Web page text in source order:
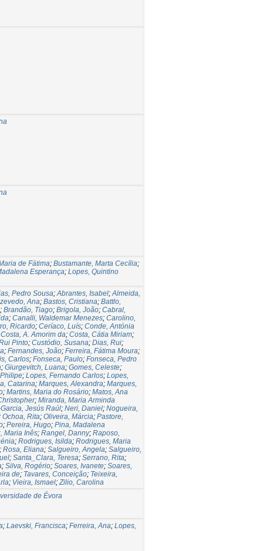
de Fátima; Bustamante, Marta Cecília;
Esperança; Lopes, Quintino
Pedro Sousa;Abrantes, Isabel;Almeida,
Ana; Bastos, Cristiana; Battlo,
; Brandão, Tiago; Brigola, João; Cabral,
; Canalli, Waldemar Menezes; Carolino,
Ricardo; Ceríaco, Luís; Conde, Antónia
Costa, A. Amorim da; Costa, Cátia Miriam;
Pinto; Custódio, Susana; Dias, Rui;
; Fernandes, João; Ferreira, Fátima Moura;
Carlos; Fonseca, Paulo; Fonseca, Pedro
; Giurgevitch, Luana; Gomes, Celeste;
; Lopes, Fernando Carlos; Lopes,
Catarina; Marques, Alexandra; Marques,
; Martins, Maria do Rosário; Matos, Ana
; Miranda, Maria Arminda
Jesús Raúl; Neri, Daniel; Nogueira,
Ochoa, Rita; Oliveira, Márcia; Pastore,
; Pereira, Hugo; Pina, Madalena
Maria Inês; Rangel, Danny; Raposo,
; Rodrigues, Isilda; Rodrigues, Maria
; Rosa, Eliana; Salgueiro, Angela; Salgueiro,
; Santa_Clara, Teresa; Serrano, Rita;
; Silva, Rogério; Soares, Ivanete; Soares,
de; Tavares, Conceição; Teixeira,
; Vieira, Ismael;Zilio, Carolina
de Évora
; Laevski, Francisca; Ferreira, Ana; Lopes,